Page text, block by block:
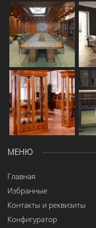
МЕНЮ
Главная
Избранные
Контакты и реквизиты
Конфигуратор